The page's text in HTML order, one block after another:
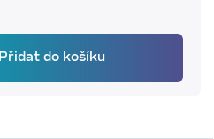
Přidat do košíku